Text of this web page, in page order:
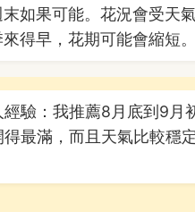
如果可能。花況會受天
得早，花期可能會縮短。
經驗：我推薦8月底到9月
得最滿，而且天氣比較穩